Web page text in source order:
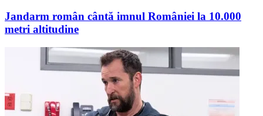
Jandarm român cântă imnul României la 10.000
metri altitudine